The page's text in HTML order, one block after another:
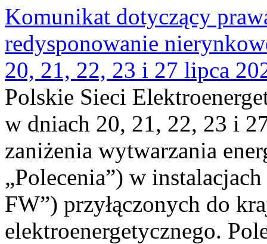
Komunikat dotyczący
redysponowanie
20, 21, 22, 23 i 27 lipca
Polskie Sieci
w dniach 20, 21, 22, 23 i
zaniżenia wytwarzania
„Polecenia”) w
FW”) przyłączonych do
elektroenergetycznego.